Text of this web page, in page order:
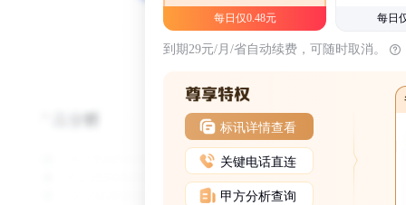
每日仅0.48元 每日
到期29元/月/省自动续费，可随时取消。
标讯详情查看
关键电话直连
甲方分析查询